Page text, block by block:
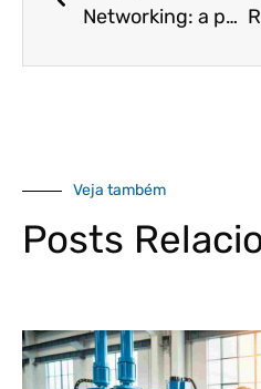
Networking: a palavra que mudará a sua maneira de trabalhar e gerar mais clientes em 2021!
Veja também
Posts